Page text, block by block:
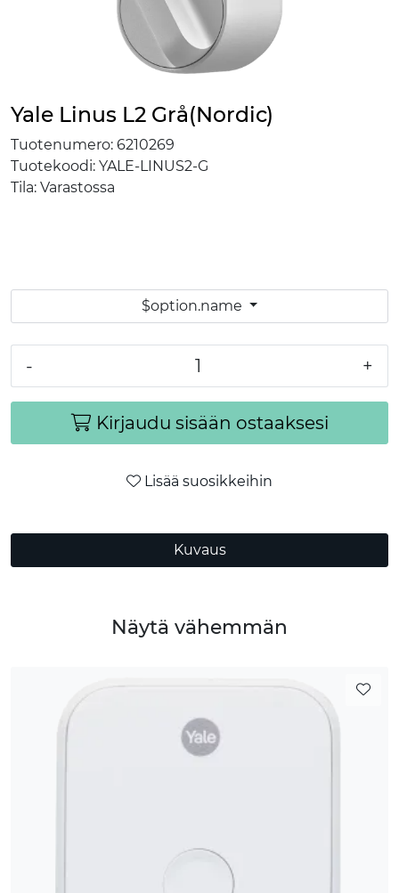
Yale Linus L2 Grå(Nordic)
Tuotenumero: 6210269
Tuotekoodi: YALE-LINUS2-G
Tila: Varastossa
$option.name
- +
Kirjaudu sisään ostaaksesi
Lisää suosikkeihin
Kuvaus
Näytä vähemmän